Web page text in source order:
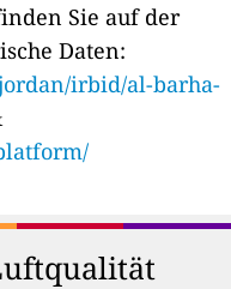
Sie auf der
Daten:
irbid/al-barha-